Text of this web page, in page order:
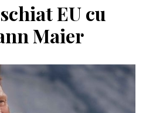
EU cu
Maier